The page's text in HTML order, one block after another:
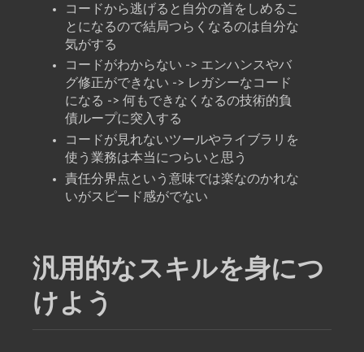
コードから逃げると自分の首をしめるこ
とになるので結局つらくなるのは自分な
気がする
コードがわからない -> エンハンスやバ
グ修正ができない -> レガシーなコード
になる -> 何もできなくなるの技術的負
債ループに突入する
コードが見れないツールやライブラリを
使う業務は本当につらいと思う
責任分界点という意味では楽なのかれな
いがスピード感がでない
汎用的なスキルを身につ
けよう